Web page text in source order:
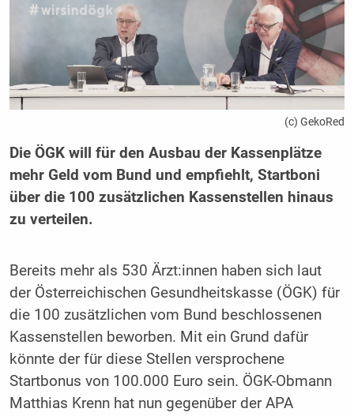
(c) GekoRed
Die ÖGK will für den Ausbau der Kassenplätze
mehr Geld vom Bund und empfiehlt, Startboni
über die 100 zusätzlichen Kassenstellen hinaus
zu verteilen.
Bereits mehr als 530 Ärzt:innen haben sich laut
der Österreichischen Gesundheitskasse (ÖGK) für
die 100 zusätzlichen vom Bund beschlossenen
Kassenstellen beworben. Mit ein Grund dafür
könnte der für diese Stellen versprochene
Startbonus von 100.000 Euro sein. ÖGK-Obmann
Matthias Krenn hat nun gegenüber der APA